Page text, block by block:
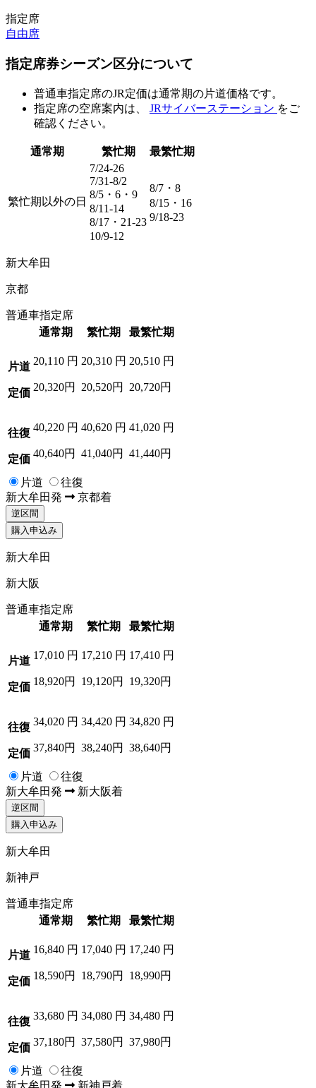
指定席
自由席
指定席券シーズン区分について
普通車指定席のJR定価は通常期の片道価格です。
指定席の空席案内は、 JRサイバーステーション をご
確認ください。
通常期 繁忙期 最繁忙期
繁忙期以外の日
7/24-26
7/31-8/2
8/5・6・9
8/11-14
8/17・21-23
10/9-12
8/7・8
8/15・16
9/18-23
新大牟田
京都
普通車指定席
通常期
繁忙期 最繁忙期
片道
定価
20,110 円
20,320円
20,310 円
20,520円
20,510 円
20,720円
往復
定価
40,220 円
40,640円
40,620 円
41,040円
41,020 円
41,440円
片道
往復
新大牟田発 京都着
逆区間
購入申込み
新大牟田
新大阪
普通車指定席
通常期
繁忙期 最繁忙期
片道
定価
17,010 円
18,920円
17,210 円
19,120円
17,410 円
19,320円
往復
定価
34,020 円
37,840円
34,420 円
38,240円
34,820 円
38,640円
片道
往復
新大牟田発 新大阪着
逆区間
購入申込み
新大牟田
新神戸
普通車指定席
通常期
繁忙期 最繁忙期
片道
定価
16,840 円
18,590円
17,040 円
18,790円
17,240 円
18,990円
往復
定価
33,680 円
37,180円
34,080 円
37,580円
34,480 円
37,980円
片道
往復
新大牟田発 新神戸着